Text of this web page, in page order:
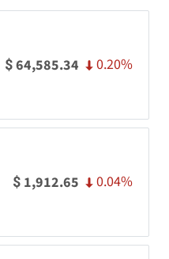
$64,585.34 0.20%
$ 1,912.65 0.04%